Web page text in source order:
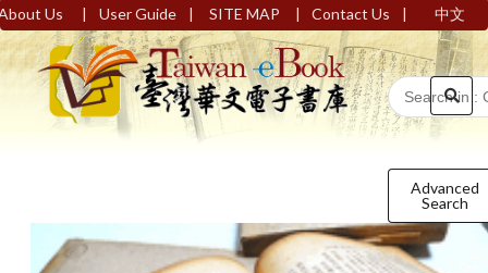
Us | User Guide | SITE MAP | Contact Us | 中文
Advanced
Search